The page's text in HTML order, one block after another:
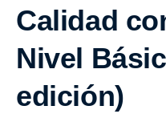
Calidad
Nivel
edición)